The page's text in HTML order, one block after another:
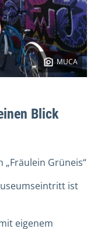
MUCA
Blick
„Fräulein Grüneis“
ist
eigenem